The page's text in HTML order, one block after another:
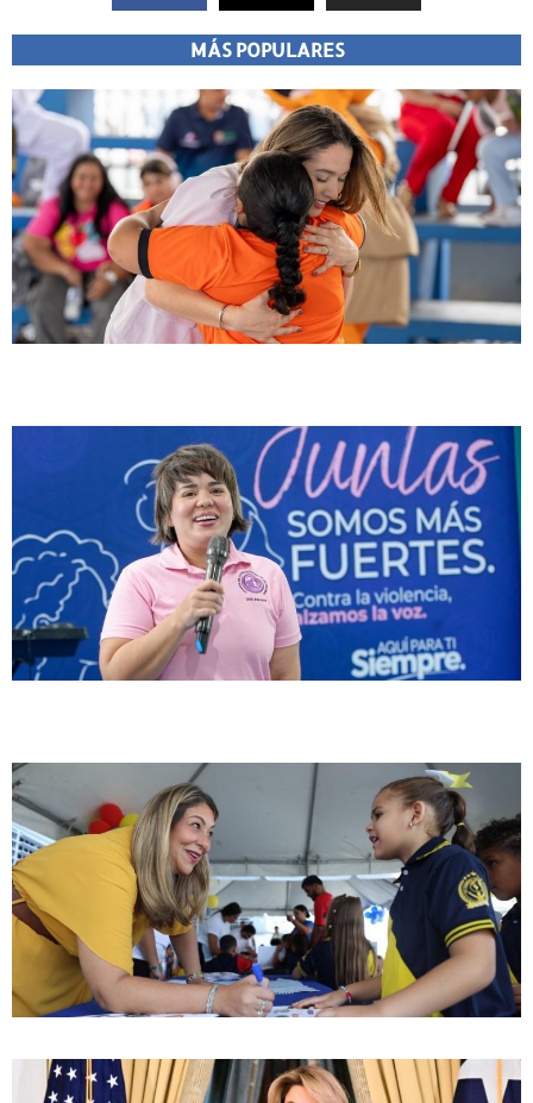
MÁS POPULARES